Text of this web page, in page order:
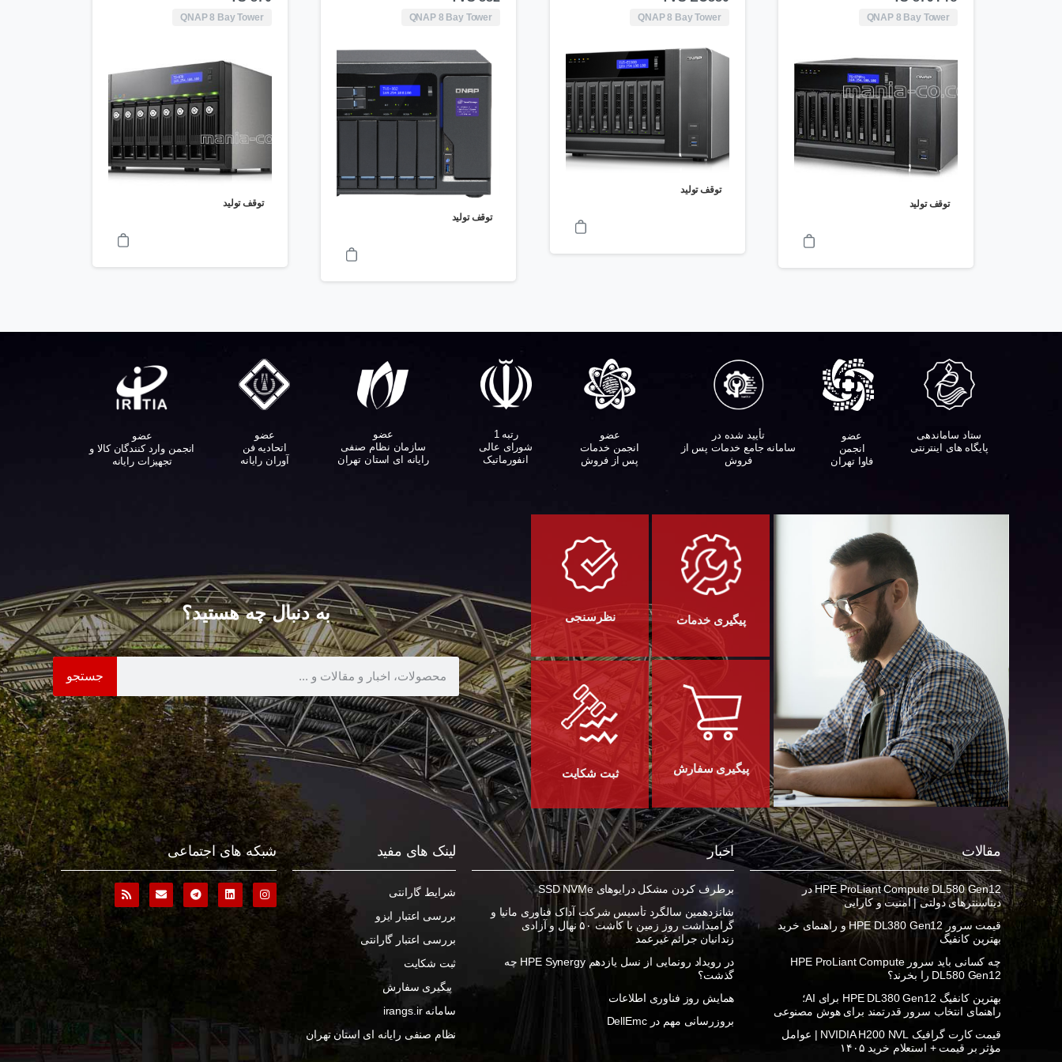
QNAP 8 Bay Tower
توقف تولید
QNAP 8 Bay Tower
توقف تولید
QNAP 8 Bay Tower
توقف تولید
QNAP 8 Bay Tower
توقف تولید
ستاد ساماندهی
پایگاه های اینترنتی
عضو
انجمن
فاوا تهران
تأیید شده در
سامانه جامع خدمات پس از
فروش
عضو
انجمن خدمات
پس از فروش
رتبه 1
شورای عالی
انفورماتیک
عضو
سازمان نظام صنفی
رایانه ای استان تهران
عضو
اتحادیه فن
آوران رایانه
عضو
انجمن وارد کنندگان کالا و
تجهیزات رایانه‌
پیگیری خدمات نظرسنجی
پیگیری سفارش ثبت شکایت
به دنبال چه هستید؟
جستجو
مقالات
HPE ProLiant Compute DL580 Gen12 در
دیتاسنترهای دولتی | امنیت و کارایی
قیمت سرور HPE DL380 Gen12 و راهنمای خرید
بهترین کانفیگ
چه کسانی باید سرور HPE ProLiant Compute
DL580 Gen12 را بخرند؟
بهترین کانفیگ HPE DL380 Gen12 برای AI؛
راهنمای انتخاب سرور قدرتمند برای هوش مصنوعی
قیمت کارت گرافیک NVIDIA H200 NVL | عوامل
مؤثر بر قیمت + استعلام خرید ۱۴۰۵
اخبار
برطرف کردن مشکل درایوهای SSD NVMe
شانزدهمین سالگرد تأسیس شرکت آداک فناوری مانیا و
گرامیداشت روز زمین با کاشت ۵۰ نهال و آزادی
زندانیان جرائم غیرعمد
در رویداد رونمایی از نسل یازدهم HPE Synergy چه
گذشت؟
همایش روز فناوری اطلاعات
بروزرسانی مهم در DellEmc
لینک های مفید
شرایط گارانتی
بررسی اعتبار ایزو
بررسی اعتبار گارانتی
ثبت شکایت
پیگیری سفارش
سامانه irangs.ir
نظام صنفی رایانه ای استان تهران
شبکه های اجتماعی